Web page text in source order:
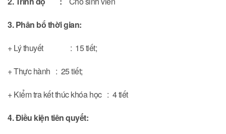
3. Phân bổ thời gian:
+ Lý thuyết : 15 tiết;
+ Thực hành : 25 tiết;
+ Kiểm tra kết thúc khóa học : 4 tiết
4. Điều kiện tiên quyết: